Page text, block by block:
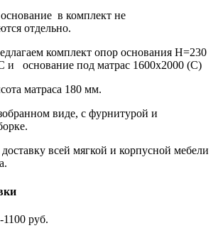
в комплект не
отдельно.
комплект опор основания Н=230
и
основание под матрас 1600х2000 (С)
матраса 180 мм.
виде, с фурнитурой и
всей мягкой и корпусной мебели
-1100 руб.